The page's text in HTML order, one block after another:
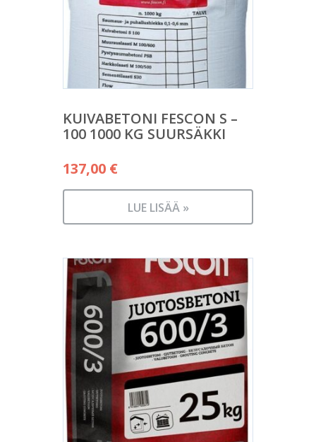
KUIVABETONI FESCON S –
100 1000 KG SUURSÄKKI
137,00 €
LUE LISÄÄ »